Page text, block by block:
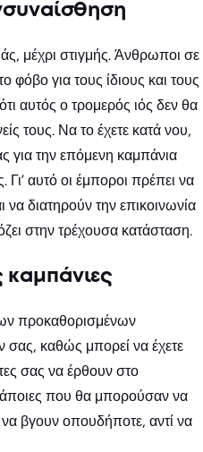
μέχρι στιγμής. Άνθρωποι σε
για τους ίδιους και τους
αυτός ο τρομερός ιός δεν θα
τους. Να το έχετε κατά νου,
για την επόμενη καμπάνια
Γι’ αυτό οι έμποροι πρέπει να
διατηρούν την επικοινωνία
στην τρέχουσα κατάσταση.
καμπάνιες
προκαθορισμένων
καθώς μπορεί να έχετε
σας να έρθουν στο
που θα μπορούσαν να
βγουν οπουδήποτε, αντί να